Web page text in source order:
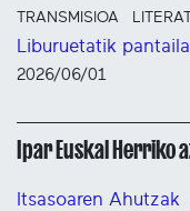
TRANSMISIOA
Liburuetatik
2026/06/01
Ipar Euskal Herriko
Itsasoaren Ahutzak